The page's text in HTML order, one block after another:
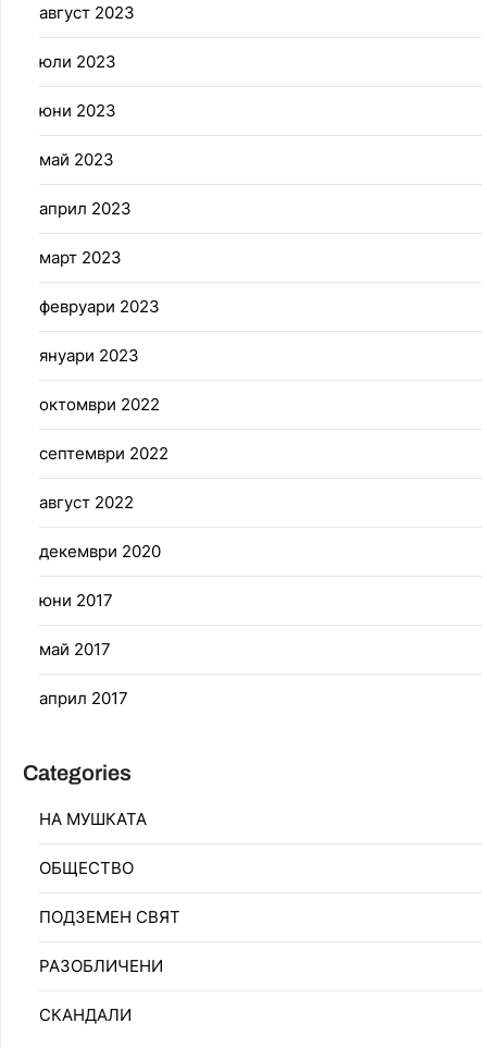
август 2023
юли 2023
юни 2023
май 2023
април 2023
март 2023
февруари 2023
януари 2023
октомври 2022
септември 2022
август 2022
декември 2020
юни 2017
май 2017
април 2017
Categories
НА МУШКАТА
ОБЩЕСТВО
ПОДЗЕМЕН СВЯТ
РАЗОБЛИЧЕНИ
СКАНДАЛИ